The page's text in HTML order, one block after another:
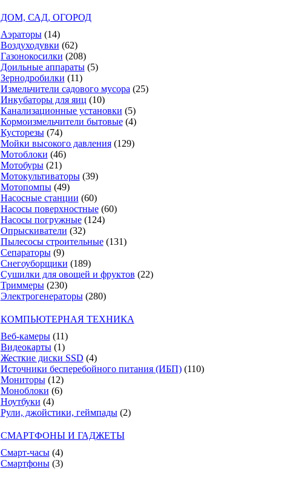
ДОМ, САД, ОГОРОД
Аэраторы (14)
Воздуходувки (62)
Газонокосилки (208)
Доильные аппараты (5)
Зернодробилки (11)
Измельчители садового мусора (25)
Инкубаторы для яиц (10)
Канализационные установки (5)
Кормоизмельчители бытовые (4)
Кусторезы (74)
Мойки высокого давления (129)
Мотоблоки (46)
Мотобуры (21)
Мотокультиваторы (39)
Мотопомпы (49)
Насосные станции (60)
Насосы поверхностные (60)
Насосы погружные (124)
Опрыскиватели (32)
Пылесосы строительные (131)
Сепараторы (9)
Снегоуборщики (189)
Сушилки для овощей и фруктов (22)
Триммеры (230)
Электрогенераторы (280)
КОМПЬЮТЕРНАЯ ТЕХНИКА
Веб-камеры (11)
Видеокарты (1)
Жесткие диски SSD (4)
Источники бесперебойного питания (ИБП) (110)
Мониторы (12)
Моноблоки (6)
Ноутбуки (4)
Рули, джойстики, геймпады (2)
СМАРТФОНЫ И ГАДЖЕТЫ
Смарт-часы (4)
Смартфоны (3)